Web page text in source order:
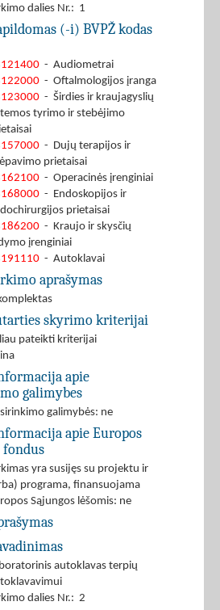
dalies Nr.: 1
(-i) BVPŽ kodas
- Audiometrai
- Oftalmologijos įranga
- Širdies ir kraujagyslių
tyrimo ir stebėjimo
- Dujų terapijos ir
prietaisai
- Operacinės įrenginiai
- Endoskopijos ir
prietaisai
- Kraujo ir skysčių
įrenginiai
- Autoklavai
aprašymas
skyrimo kriterijai
pateikti kriterijai
apie
galimybes
galimybės: ne
apie Europos
fondus
yra susijęs su projektu ir
programa, finansuojama
Sąjungos lėšomis: ne
autoklavas terpių
dalies Nr.: 2